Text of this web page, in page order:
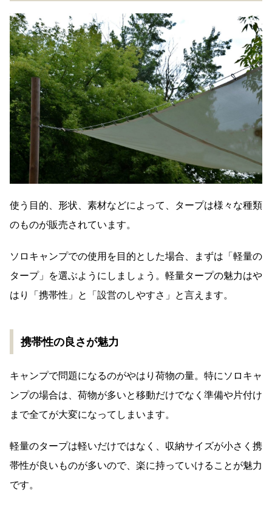
使う目的、形状、素材などによって、タープは様々な種類
のものが販売されています。
ソロキャンプでの使用を目的とした場合、まずは「軽量の
タープ」を選ぶようにしましょう。軽量タープの魅力はや
はり「携帯性」と「設営のしやすさ」と言えます。
携帯性の良さが魅力
キャンプで問題になるのがやはり荷物の量。特にソロキャ
ンプの場合は、荷物が多いと移動だけでなく準備や片付け
まで全てが大変になってしまいます。
軽量のタープは軽いだけではなく、収納サイズが小さく携
帯性が良いものが多いので、楽に持っていけることが魅力
です。